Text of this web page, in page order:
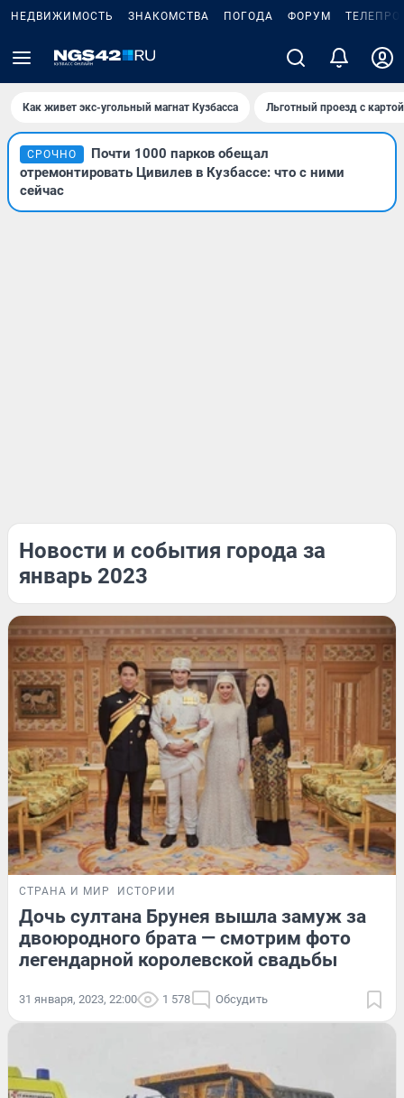
НЕДВИЖИМОСТЬ ЗНАКОМСТВА ПОГОДА ФОРУМ
Как живет экс-угольный магнат Кузбасса Льготный проезд с
СРОЧНО
Почти 1000 парков обещал
отремонтировать Цивилев в Кузбассе: что с ними
сейчас
Новости и события города за
январь 2023
СТРАНА И МИР ИСТОРИИ
Дочь султана Брунея вышла замуж за
двоюродного брата — смотрим фото
легендарной королевской свадьбы
31 января, 2023, 22:00 1 578 Обсудить